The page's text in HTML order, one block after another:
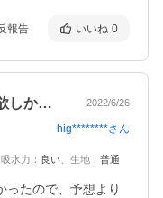
報告 いいね 0
しっかりと厚みのあるタオルが欲しかった… 2022/6/26
hig********さん
吸水力 ： 良い 生地 ： 普通
ったので、予想より